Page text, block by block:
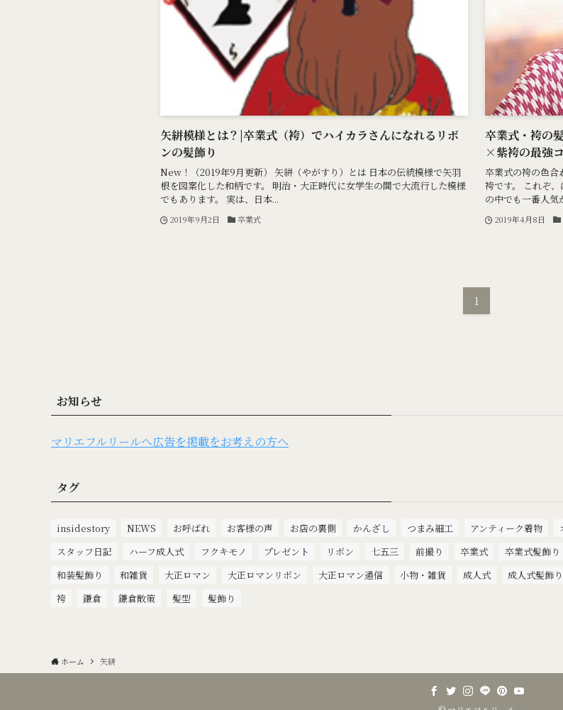
矢絣模様とは？|卒業式（袴）でハイカラさんになれるリボ
ンの髪飾り
New！（2019年9月更新） 矢絣（やがすり）とは 日本の伝統模様で矢羽
根を図案化した和柄です。 明治・大正時代に女学生の間で大流行した模様
でもあります。 実は、日本...
2019年9月2日 卒業式
卒業式・袴の
×紫袴の最強
卒業式の袴の色
袴です。 これぞ
の中でも一番人気
2019年4月8日
1
お知らせ
マリエフルリールへ広告を掲載をお考えの方へ
タグ
insidestory NEWS お呼ばれ お客様の声 お店の裏側 かんざし つまみ細工 アンティーク着物
スタッフ日記
ハーフ成人式 フクキモノ プレゼント リボン 七五三 前撮り 卒業式 卒業式髪飾り
和装髪飾り
和雑貨 大正ロマン 大正ロマンリボン 大正ロマン通信 小物・雑貨 成人式 成人式髪飾り
袴
鎌倉 鎌倉散策 髪型 髪飾り
ホーム 矢絣